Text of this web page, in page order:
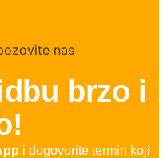
brzo i
i dogovorite termin koji